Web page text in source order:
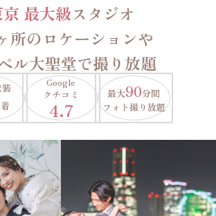
最大級スタジオ
所のロケーションや
ル大聖堂で撮り放題
着
Google
クチコミ
4.7
最大90分間
フォト撮り放題